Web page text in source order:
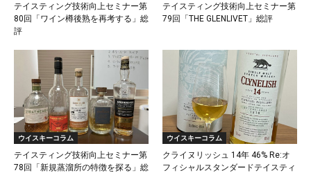
テイスティング技術向上セミナー第
80回「ワイン樽後熟を再考する」総
評
テイスティング技術向上セミナー第
79回「THE GLENLIVET」総評
ウイスキーコラム
テイスティング技術向上セミナー第
78回「新規蒸溜所の特徴を探る」総
ウイスキーコラム
クライヌリッシュ 14年 46% Re:オ
フィシャルスタンダードテイスティ